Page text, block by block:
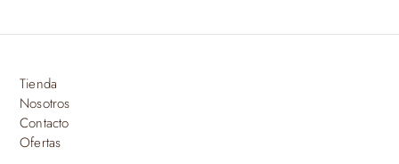
Tienda
Nosotros
Contacto
Ofertas